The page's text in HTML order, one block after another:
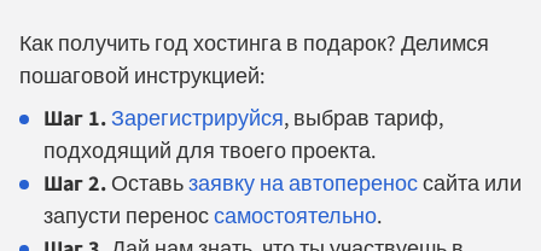
Как получить год хостинга в подарок? Делимся
пошаговой инструкцией:
Шаг 1.Зарегистрируйся, выбрав тариф,
подходящий для твоего проекта.
Шаг 2. Оставьзаявку на автопереноссайта или
запусти переноссамостоятельно.